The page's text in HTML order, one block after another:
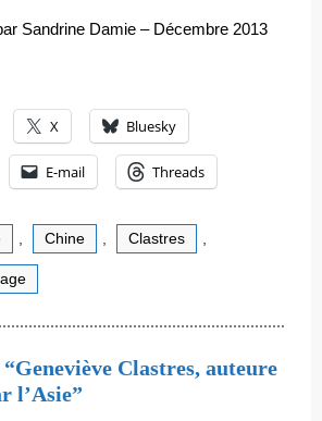
Sandrine Damie – Décembre 2013
X Bluesky
E-mail Threads
Chine Clastres
Clastres, auteure
l’Asie”